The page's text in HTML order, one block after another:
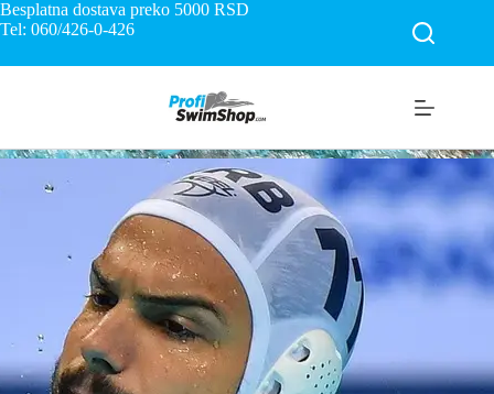
Besplatna dostava preko 5000 RSD
Tel: 060/426-0-426